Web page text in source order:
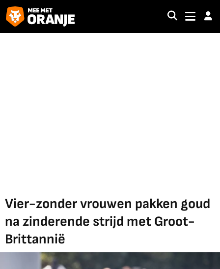
Vier-zonder vrouwen pakken goud
na zinderende strijd met Groot-
Brittannië